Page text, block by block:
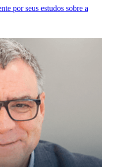
por seus estudos sobre a